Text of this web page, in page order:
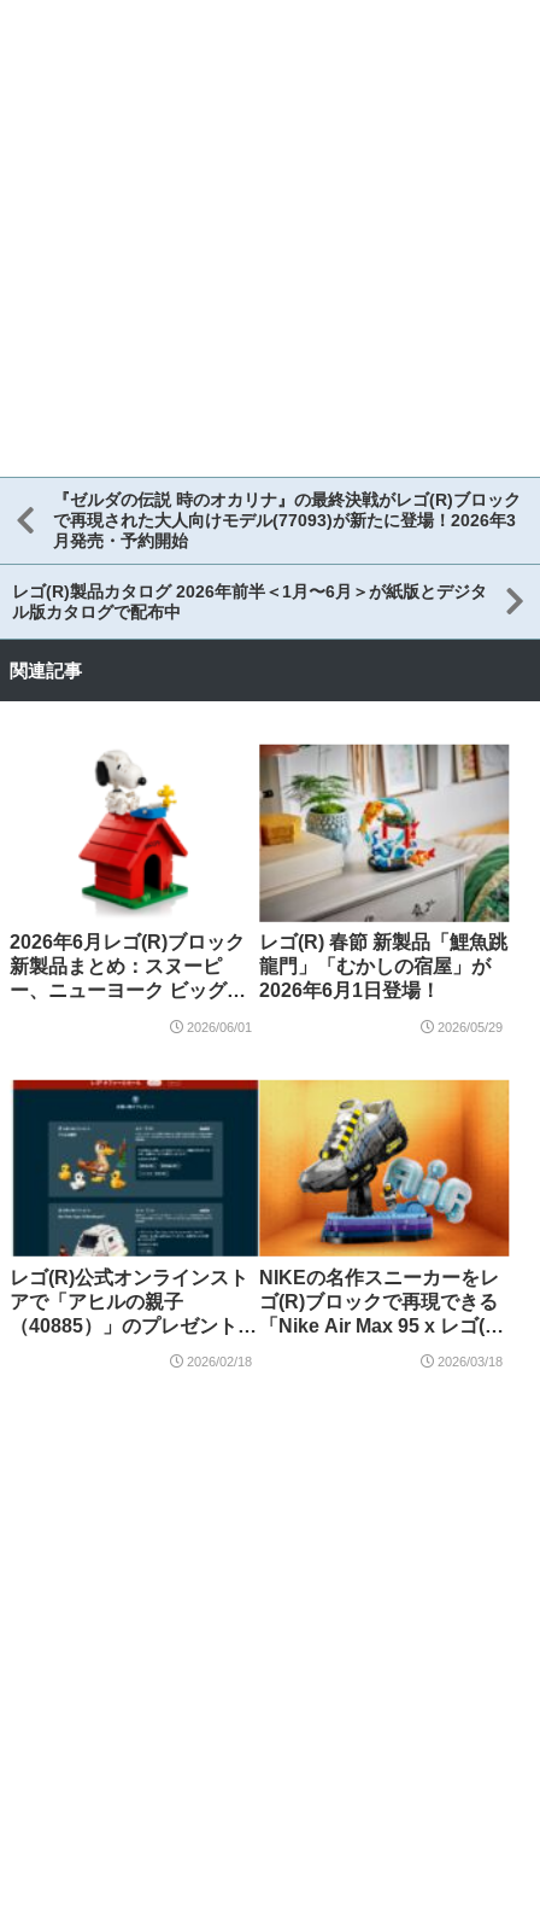
『ゼルダの伝説 時のオカリナ』の最終決戦がレゴ(R)ブロック
で再現された大人向けモデル(77093)が新たに登場！2026年3
月発売・予約開始
レゴ(R)製品カタログ 2026年前半＜1月〜6月＞が紙版とデジタ
ル版カタログで配布中
関連記事
2026年6月レゴ(R)ブロック
新製品まとめ：スヌーピ
ー、ニューヨーク ビッグア
ップル、春節テーマ、ミニ
フィギュア シリーズ29、ブ
ロード・オブ・ザ・リング
2026/06/01
レゴ(R) 春節 新製品「鯉魚跳
龍門」「むかしの宿屋」が
2026年6月1日登場！
2026/05/29
レゴ(R)公式オンラインスト
アで「アヒルの親子
（40885）」のプレゼントキ
ャンペーンが開催中！
2026/02/18
NIKEの名作スニーカーをレ
ゴ(R)ブロックで再現できる
「Nike Air Max 95 x レゴ(R)
セット（43025）」が登場！
【3月19日予約開始・3月28
2026/03/18
スポンサーリンク